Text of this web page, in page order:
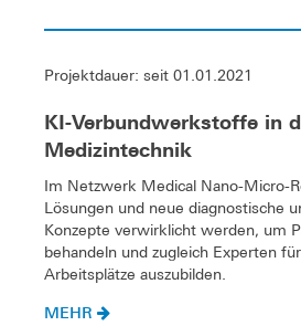
Projektdauer: seit 01.01.2021
KI-Verbundwerkstoffe in
Medizintechnik
Im Netzwerk Medical Nano-Micro-
Lösungen und neue diagnostische
Konzepte verwirklicht werden, um
behandeln und zugleich Experten
Arbeitsplätze auszubilden.
MEHR